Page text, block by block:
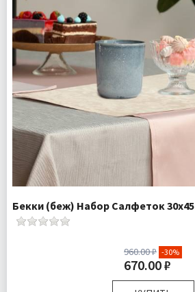
Бекки (беж) Набор Салфеток 30х45
960.00 ₽ -30%
670.00 ₽